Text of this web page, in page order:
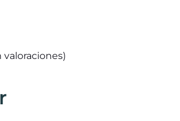
valoraciones)